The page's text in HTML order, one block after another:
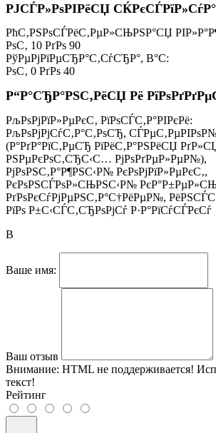
РЈСЃР»РѕРІРёСЏ
РћС‚РЅРѕСЃРёС‚РµР»СЊРЅР°СЏ
РѕС‚ 10 РґРѕ 90
РўРµРјРїРµСЂР°С‚СѓСЂР°, В°C:
РѕС‚ 0 РґРѕ 40
Р“Р°СЂР°РЅС‚РёСЏ Рё
РљРѕРјРїР»РµРєС‚ РїРѕСЃС‚Р°РІРєРё:
РљРѕРјРјСѓС‚Р°С‚РѕСЂ,
(Р°РґР°РїС‚РµСЂ РїРёС‚Р°РЅРёСЏ
РЅРµРєРѕС‚СЂС‹С… РјРѕРґРµР»РµР№),
РјРѕРЅС‚Р°Р¶РЅС‹Р№ РєРѕРјРїР»РµРєС‚,
РєРѕРЅСЃРѕР»СЊРЅС‹Р№
РґРѕРєСѓРјРµРЅС‚Р°С†РёРµР№,
РїРѕ Р±С‹СЃС‚СЂРѕРјСѓ Р·Р°РїСѓСЃРєСѓ
В
Ваше имя:
Ваш отзыв
Внимание: HTML не поддерживается!
текст!
Рейтинг